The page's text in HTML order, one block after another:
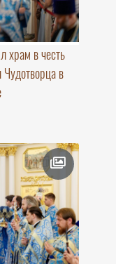
храм в честь
Чудотворца в